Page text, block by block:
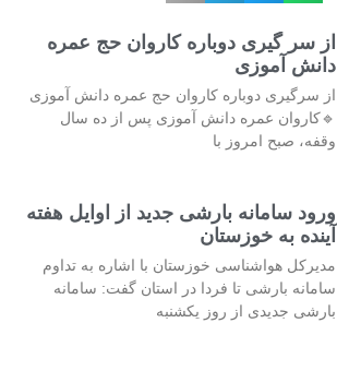
از سر گیری دوباره کاروان حج عمره
دانش آموزی
از سرگیری دوباره کاروان حج عمره دانش آموزی
🔹کاروان عمره دانش آموزی پس از ده سال
وقفه، صبح امروز با
ورود سامانه بارشی جدید از اوایل هفته
آینده به خوزستان
مدیرکل هواشناسی خوزستان با اشاره به تداوم
سامانه بارشی تا فردا در استان گفت: سامانه
بارشی جدیدی از روز یکشنبه